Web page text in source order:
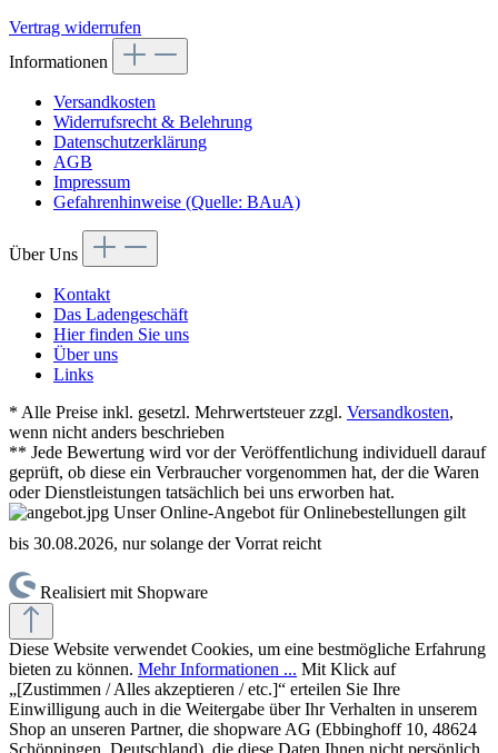
Vertrag widerrufen
Informationen
Versandkosten
Widerrufsrecht & Belehrung
Datenschutzerklärung
AGB
Impressum
Gefahrenhinweise (Quelle: BAuA)
Über Uns
Kontakt
Das Ladengeschäft
Hier finden Sie uns
Über uns
Links
* Alle Preise inkl. gesetzl. Mehrwertsteuer zzgl. Versandkosten,
wenn nicht anders beschrieben
** Jede Bewertung wird vor der Veröffentlichung individuell darauf
geprüft, ob diese ein Verbraucher vorgenommen hat, der die Waren
oder Dienstleistungen tatsächlich bei uns erworben hat.
Unser Online-Angebot für Onlinebestellungen gilt
bis 30.08.2026, nur solange der Vorrat reicht
Realisiert mit Shopware
Diese Website verwendet Cookies, um eine bestmögliche Erfahrung
bieten zu können. Mehr Informationen ... Mit Klick auf
„[Zustimmen / Alles akzeptieren / etc.]“ erteilen Sie Ihre
Einwilligung auch in die Weitergabe über Ihr Verhalten in unserem
Shop an unseren Partner, die shopware AG (Ebbinghoff 10, 48624
Schöppingen, Deutschland), die diese Daten Ihnen nicht persönlich